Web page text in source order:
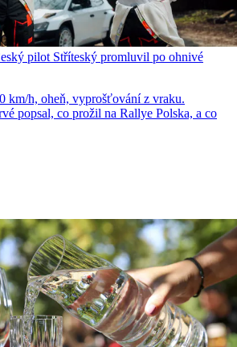
pilot Stříteský promluvil po ohnivé
km/h, oheň, vyprošťování z vraku.
popsal, co prožil na Rallye Polska, a co